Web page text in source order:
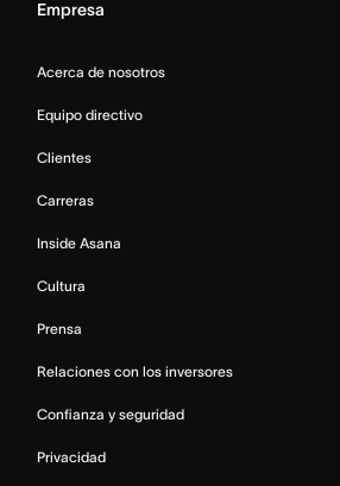
Empresa
Acerca de nosotros
Equipo directivo
Clientes
Carreras
Inside Asana
Cultura
Prensa
Relaciones con los inversores
Confianza y seguridad
Privacidad